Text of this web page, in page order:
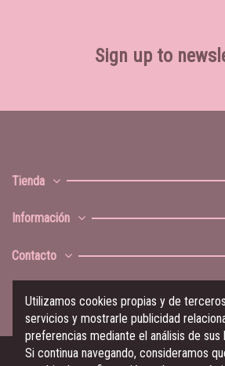
Sign up to
Tienda
Información
Contacto
Utilizamos cookies propias y de
servicios y mostrarle publicidad
preferencias mediante el análisis de sus
Si continua navegando, consideramos